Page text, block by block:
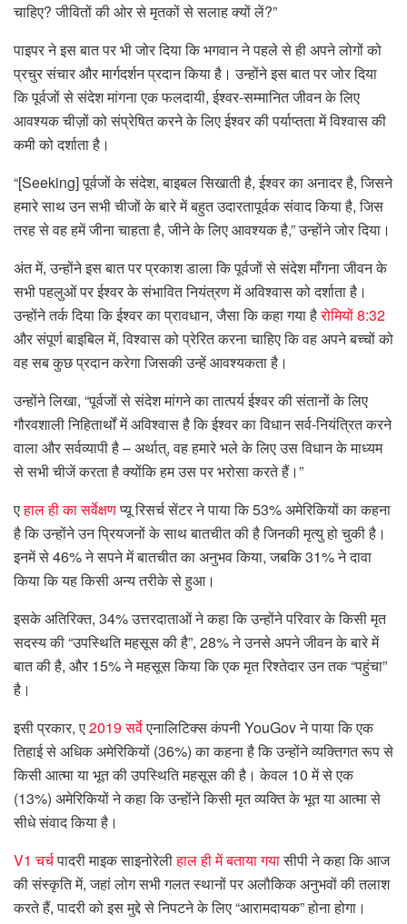
चाहिए? जीवितों की ओर से मृतकों से सलाह क्यों लें?”
पाइपर ने इस बात पर भी जोर दिया कि भगवान ने पहले से ही अपने लोगों को
प्रचुर संचार और मार्गदर्शन प्रदान किया है। उन्होंने इस बात पर जोर दिया
कि पूर्वजों से संदेश मांगना एक फलदायी, ईश्वर-सम्मानित जीवन के लिए
आवश्यक चीज़ों को संप्रेषित करने के लिए ईश्वर की पर्याप्तता में विश्वास की
कमी को दर्शाता है।
“[Seeking] पूर्वजों के संदेश, बाइबल सिखाती है, ईश्वर का अनादर है, जिसने
हमारे साथ उन सभी चीजों के बारे में बहुत उदारतापूर्वक संवाद किया है, जिस
तरह से वह हमें जीना चाहता है, जीने के लिए आवश्यक है,” उन्होंने जोर दिया।
अंत में, उन्होंने इस बात पर प्रकाश डाला कि पूर्वजों से संदेश माँगना जीवन के
सभी पहलुओं पर ईश्वर के संभावित नियंत्रण में अविश्वास को दर्शाता है।
उन्होंने तर्क दिया कि ईश्वर का प्रावधान, जैसा कि कहा गया हैरोमियों 8:32
और संपूर्ण बाइबिल में, विश्वास को प्रेरित करना चाहिए कि वह अपने बच्चों को
वह सब कुछ प्रदान करेगा जिसकी उन्हें आवश्यकता है।
उन्होंने लिखा, “पूर्वजों से संदेश मांगने का तात्पर्य ईश्वर की संतानों के लिए
गौरवशाली निहितार्थों में अविश्वास है कि ईश्वर का विधान सर्व-नियंत्रित करने
वाला और सर्वव्यापी है – अर्थात्, वह हमारे भले के लिए उस विधान के माध्यम
से सभी चीजें करता है क्योंकि हम उस पर भरोसा करते हैं।”
एहाल ही का सर्वेक्षणप्यू रिसर्च सेंटर ने पाया कि 53% अमेरिकियों का कहना
है कि उन्होंने उन प्रियजनों के साथ बातचीत की है जिनकी मृत्यु हो चुकी है।
इनमें से 46% ने सपने में बातचीत का अनुभव किया, जबकि 31% ने दावा
किया कि यह किसी अन्य तरीके से हुआ।
इसके अतिरिक्त, 34% उत्तरदाताओं ने कहा कि उन्होंने परिवार के किसी मृत
सदस्य की “उपस्थिति महसूस की है”, 28% ने उनसे अपने जीवन के बारे में
बात की है, और 15% ने महसूस किया कि एक मृत रिश्तेदार उन तक “पहुंचा”
है।
इसी प्रकार, ए2019 सर्वेएनालिटिक्स कंपनी YouGov ने पाया कि एक
तिहाई से अधिक अमेरिकियों (36%) का कहना है कि उन्होंने व्यक्तिगत रूप से
किसी आत्मा या भूत की उपस्थिति महसूस की है। केवल 10 में से एक
(13%) अमेरिकियों ने कहा कि उन्होंने किसी मृत व्यक्ति के भूत या आत्मा से
सीधे संवाद किया है।
V1 चर्चपादरी माइक साइनोरेलीहाल ही में बताया गयासीपी ने कहा कि आज
की संस्कृति में, जहां लोग सभी गलत स्थानों पर अलौकिक अनुभवों की तलाश
करते हैं, पादरी को इस मुद्दे से निपटने के लिए “आरामदायक” होना होगा।